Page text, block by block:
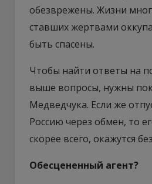
обезврежены. Жизни
ставших жертвами
быть спасены.
Чтобы найти ответы на
выше вопросы, нужны
Медведчука. Если же
Россию через обмен, то
скорее всего, окажутся
Обесцененный агент?